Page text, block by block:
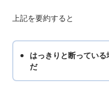
上記を要約すると
はっきりと断ってい
だ